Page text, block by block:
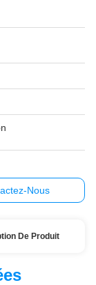
Nous
De Produit